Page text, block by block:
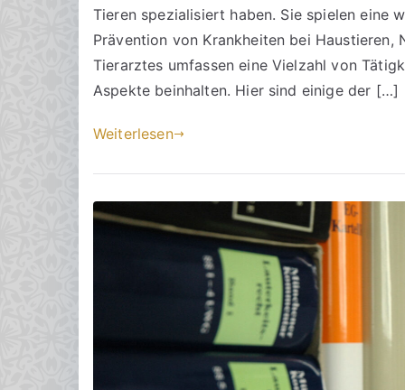
h
t
s
a
w
l
e
f
f
e
n
l
c
t
t
a
r
e
Tierarztaufgaben
die
Tieren spezialisiert haben. Sie spielen eine
Prävention von Krankheiten bei
Tierarztes umfassen eine Vielzahl von
Aspekte beinhalten. Hier sind einige der […]
Weiterlesen